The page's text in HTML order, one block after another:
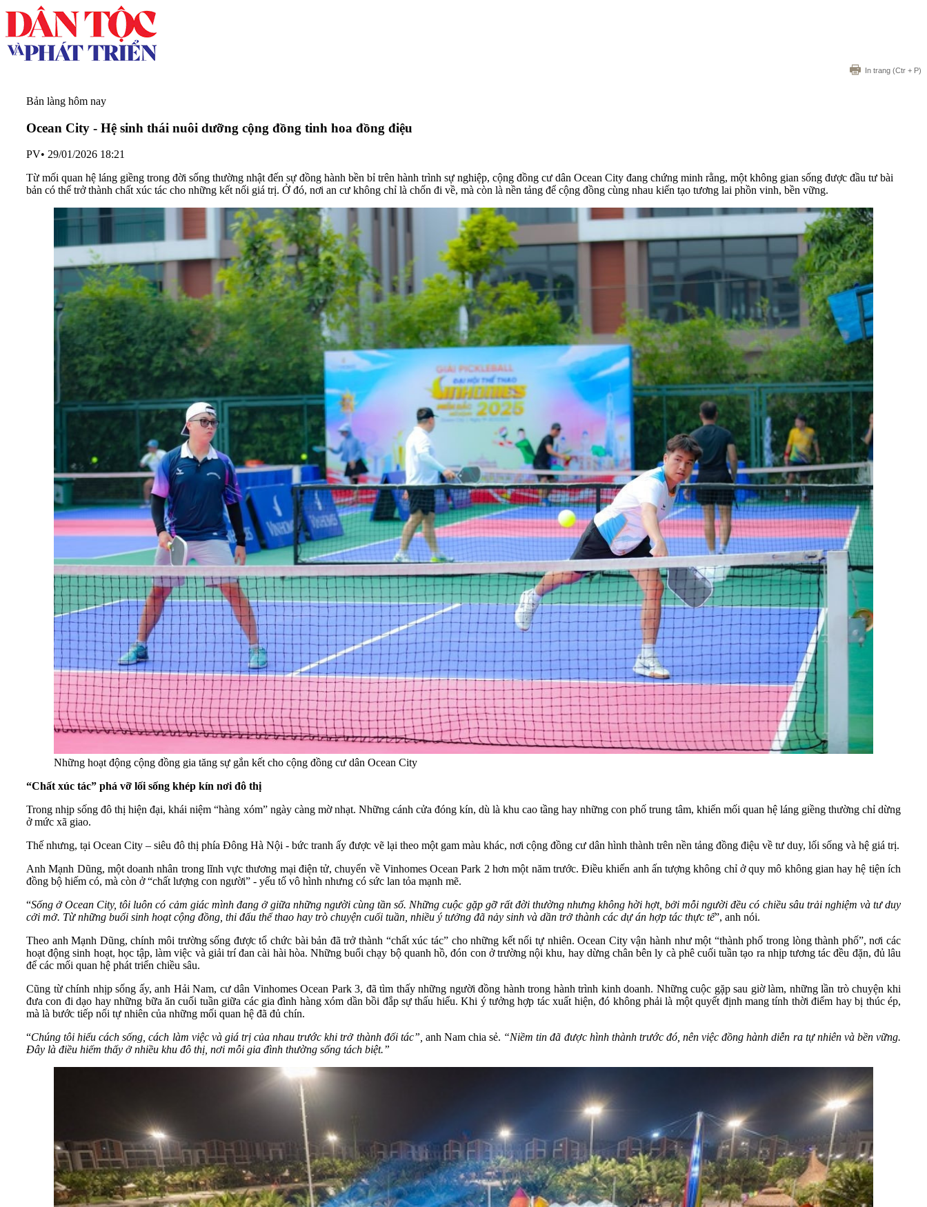
In trang (Ctr + P)
Bản làng hôm nay
Ocean City - Hệ sinh thái nuôi dưỡng cộng đồng tinh hoa đồng điệu
PV• 29/01/2026 18:21
Từ mối quan hệ láng giềng trong đời sống thường nhật đến sự đồng hành bền bỉ trên hành trình sự nghiệp, cộng đồng cư dân Ocean City đang chứng minh rằng, một không gian sống được đầu tư bài
bản có thể trở thành chất xúc tác cho những kết nối giá trị. Ở đó, nơi an cư không chỉ là chốn đi về, mà còn là nền tảng để cộng đồng cùng nhau kiến tạo tương lai phồn vinh, bền vững.
Những hoạt động cộng đồng gia tăng sự gắn kết cho cộng đồng cư dân Ocean City
“Chất xúc tác” phá vỡ lối sống khép kín nơi đô thị
Trong nhịp sống đô thị hiện đại, khái niệm “hàng xóm” ngày càng mờ nhạt. Những cánh cửa đóng kín, dù là khu cao tầng hay những con phố trung tâm, khiến mối quan hệ láng giềng thường chỉ dừng
ở mức xã giao.
Thế nhưng, tại Ocean City – siêu đô thị phía Đông Hà Nội - bức tranh ấy được vẽ lại theo một gam màu khác, nơi cộng đồng cư dân hình thành trên nền tảng đồng điệu về tư duy, lối sống và hệ giá trị.
Anh Mạnh Dũng, một doanh nhân trong lĩnh vực thương mại điện tử, chuyển về Vinhomes Ocean Park 2 hơn một năm trước. Điều khiến anh ấn tượng không chỉ ở quy mô không gian hay hệ tiện ích
đồng bộ hiếm có, mà còn ở “chất lượng con người” - yếu tố vô hình nhưng có sức lan tỏa mạnh mẽ.
“Sống ở Ocean City, tôi luôn có cảm giác mình đang ở giữa những người cùng tần số. Những cuộc gặp gỡ rất đời thường nhưng không hời hợt, bởi mỗi người đều có chiều sâu trải nghiệm và tư duy
cởi mở. Từ những buổi sinh hoạt cộng đồng, thi đấu thể thao hay trò chuyện cuối tuần, nhiều ý tưởng đã nảy sinh và dần trở thành các dự án hợp tác thực tế”, anh nói.
Theo anh Mạnh Dũng, chính môi trường sống được tổ chức bài bản đã trở thành “chất xúc tác” cho những kết nối tự nhiên. Ocean City vận hành như một “thành phố trong lòng thành phố”, nơi các
hoạt động sinh hoạt, học tập, làm việc và giải trí đan cài hài hòa. Những buổi chạy bộ quanh hồ, đón con ở trường nội khu, hay dừng chân bên ly cà phê cuối tuần tạo ra nhịp tương tác đều đặn, đủ lâu
để các mối quan hệ phát triển chiều sâu.
Cũng từ chính nhịp sống ấy, anh Hải Nam, cư dân Vinhomes Ocean Park 3, đã tìm thấy những người đồng hành trong hành trình kinh doanh. Những cuộc gặp sau giờ làm, những lần trò chuyện khi
đưa con đi dạo hay những bữa ăn cuối tuần giữa các gia đình hàng xóm dần bồi đắp sự thấu hiểu. Khi ý tưởng hợp tác xuất hiện, đó không phải là một quyết định mang tính thời điểm hay bị thúc ép,
mà là bước tiếp nối tự nhiên của những mối quan hệ đã đủ chín.
“Chúng tôi hiểu cách sống, cách làm việc và giá trị của nhau trước khi trở thành đối tác”, anh Nam chia sẻ. “Niềm tin đã được hình thành trước đó, nên việc đồng hành diễn ra tự nhiên và bền vững.
Đây là điều hiếm thấy ở nhiều khu đô thị, nơi mỗi gia đình thường sống tách biệt.”